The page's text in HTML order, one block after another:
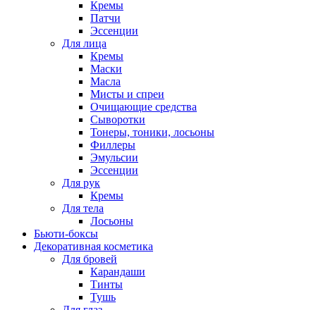
Кремы
Патчи
Эссенции
Для лица
Кремы
Маски
Масла
Мисты и спреи
Очищающие средства
Сыворотки
Тонеры, тоники, лосьоны
Филлеры
Эмульсии
Эссенции
Для рук
Кремы
Для тела
Лосьоны
Бьюти-боксы
Декоративная косметика
Для бровей
Карандаши
Тинты
Тушь